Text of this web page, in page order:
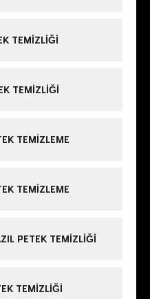
TEMIZLIĞI
TEMIZLIĞI
TEMIZLEME
TEMIZLEME
PETEK TEMIZLIĞI
TEMIZLIĞI